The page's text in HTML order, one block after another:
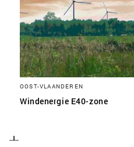
OOST-VLAANDEREN
Windenergie E40-zone